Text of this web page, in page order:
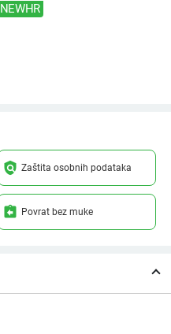
NEWHR
policy Zaštita osobnih podataka
assignment_return Povrat bez muke